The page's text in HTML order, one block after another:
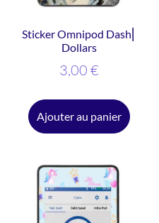
Sticker Omnipod Dash⎜
Dollars
3,00 €
Ajouter au panier